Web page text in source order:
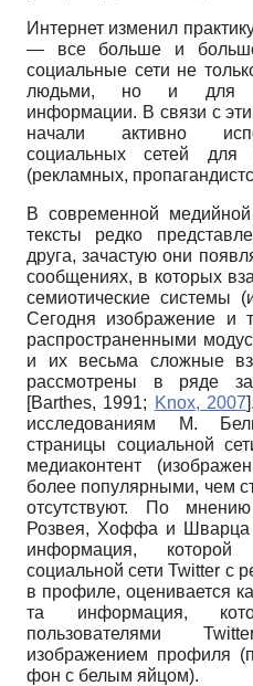
Интернет изменил
— все больше и
социальные сети не
людьми, но и для
информации. В связи с
начали активно
социальных сетей для
(рекламных,
В современной
тексты редко
друга, зачастую они
сообщениях, в которых
семиотические системы
Сегодня изображение и
распространенными
и их весьма сложные
рассмотрены в ряде
[Barthes, 1991; Knox, 2007]
исследованиям М.
страницы социальной
медиаконтент
более популярными, чем
отсутствуют. По
Розвея, Хоффа и Шварца
информация, которой
социальной сети Twitter с
в профиле, оценивается
та информация,
пользователями
изображением профиля
фон с белым яйцом).